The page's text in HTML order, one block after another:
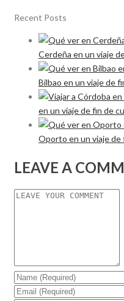
Recent Posts
Cerdeña en un viaje
Bilbao en un viaje de
en un viaje de fin de
Oporto en un viaje de
LEAVE A